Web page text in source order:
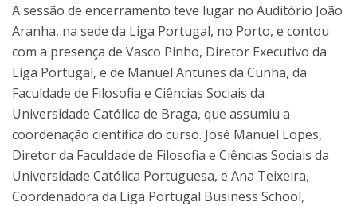
A sessão de encerramento teve lugar no Auditório João
Aranha, na sede da Liga Portugal, no Porto, e contou
com a presença de Vasco Pinho, Diretor Executivo da
Liga Portugal, e de Manuel Antunes da Cunha, da
Faculdade de Filosofia e Ciências Sociais da
Universidade Católica de Braga, que assumiu a
coordenação científica do curso. José Manuel Lopes,
Diretor da Faculdade de Filosofia e Ciências Sociais da
Universidade Católica Portuguesa, e Ana Teixeira,
Coordenadora da Liga Portugal Business School,